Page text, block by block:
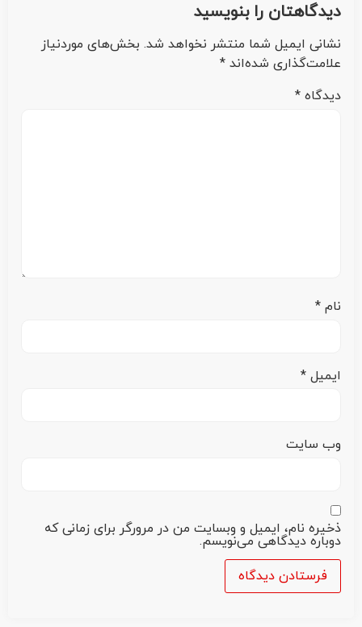
دیدگاهتان را بنویسید
نشانی ایمیل شما منتشر نخواهد شد. بخش‌های موردنیاز
علامت‌گذاری شده‌اند *
دیدگاه *
نام *
ایمیل *
وب‌ سایت
ذخیره نام، ایمیل و وبسایت من در مرورگر برای زمانی که
دوباره دیدگاهی می‌نویسم.